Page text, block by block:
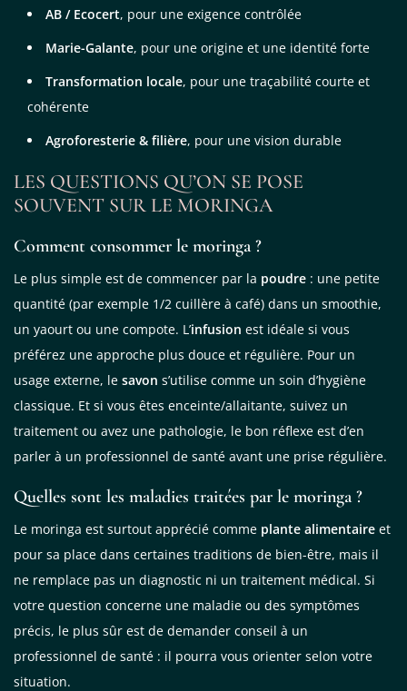
AB / Ecocert, pour une exigence contrôlée
Marie-Galante, pour une origine et une identité forte
Transformation locale, pour une traçabilité courte et
cohérente
Agroforesterie & filière, pour une vision durable
LES QUESTIONS QU’ON SE POSE
SOUVENT SUR LE MORINGA
Comment consommer le moringa ?
Le plus simple est de commencer par la poudre : une petite
quantité (par exemple 1/2 cuillère à café) dans un smoothie,
un yaourt ou une compote. L’infusion est idéale si vous
préférez une approche plus douce et régulière. Pour un
usage externe, le savon s’utilise comme un soin d’hygiène
classique. Et si vous êtes enceinte/allaitante, suivez un
traitement ou avez une pathologie, le bon réflexe est d’en
parler à un professionnel de santé avant une prise régulière.
Quelles sont les maladies traitées par le moringa ?
Le moringa est surtout apprécié comme plante alimentaire et
pour sa place dans certaines traditions de bien-être, mais il
ne remplace pas un diagnostic ni un traitement médical. Si
votre question concerne une maladie ou des symptômes
précis, le plus sûr est de demander conseil à un
professionnel de santé : il pourra vous orienter selon votre
situation.